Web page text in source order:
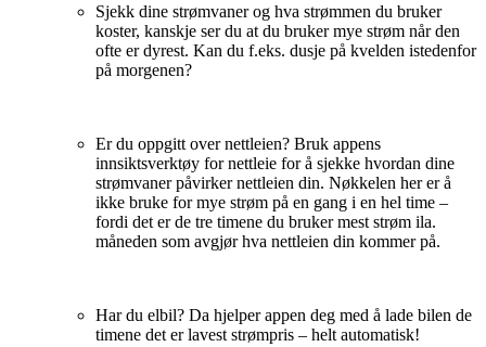
Sjekk dine strømvaner og hva strømmen du bruker
koster, kanskje ser du at du bruker mye strøm når den
ofte er dyrest. Kan du f.eks. dusje på kvelden istedenfor
på morgenen?
Er du oppgitt over nettleien? Bruk appens
innsiktsverktøy for nettleie for å sjekke hvordan dine
strømvaner påvirker nettleien din. Nøkkelen her er å
ikke bruke for mye strøm på en gang i en hel time –
fordi det er de tre timene du bruker mest strøm ila.
måneden som avgjør hva nettleien din kommer på.
Har du elbil? Da hjelper appen deg med å lade bilen de
timene det er lavest strømpris – helt automatisk!